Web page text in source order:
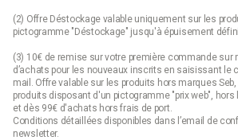
(2) Offre Déstockage valable uniquement sur les
pictogramme "Déstockage" jusqu'à épuisement
(3) 10€ de remise sur votre première commande sur
d’achats pour les nouveaux inscrits en saisissant le
mail. Offre valable sur les produits hors marques
produits disposant d'un pictogramme "prix web",
et dès 99€ d'achats hors frais de port.
Conditions détaillées disponibles dans l’email de
newsletter.